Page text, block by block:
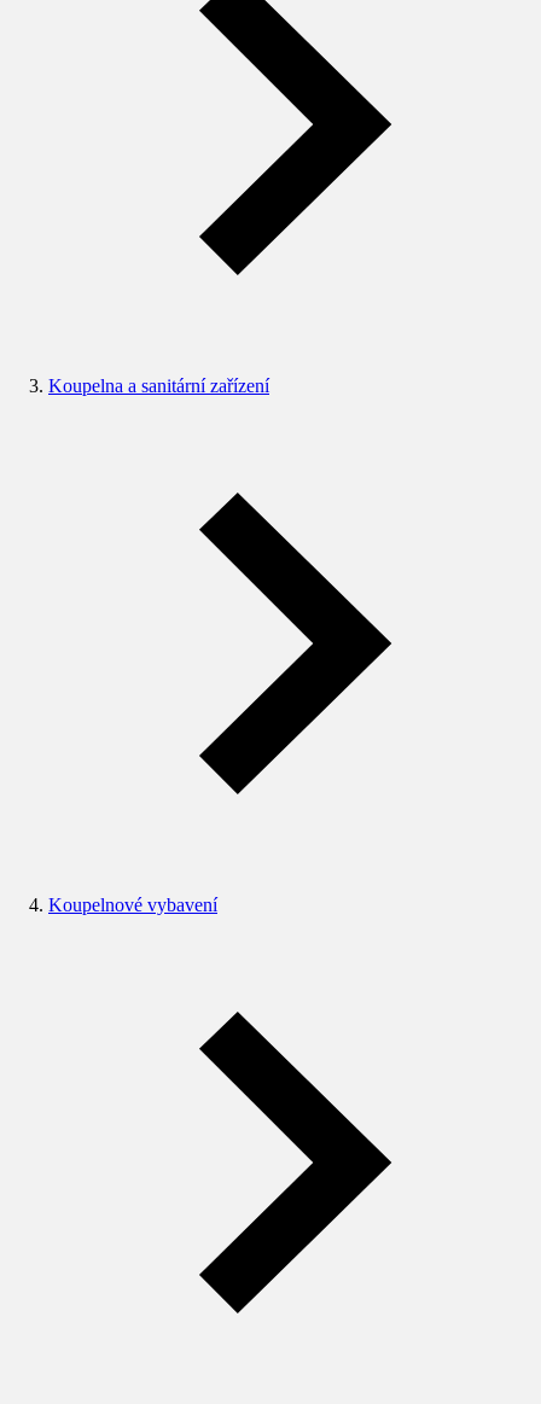
Koupelna a sanitární zařízení
Koupelnové vybavení